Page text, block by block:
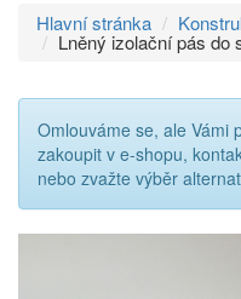
Hlavní stránka
Lněný izolační pás do
Přeskočit
menu
Přeskočit
na
Omlouváme se, ale Vámi
zakoupit v e-shopu,
nebo zvažte výběr